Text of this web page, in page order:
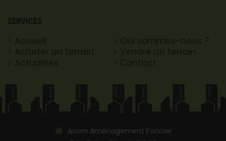
SERVICES
Accueil
Qui sommes-nous ?
Acheter un terrain
Vendre un terrain
Actualités
Contact
Axom Aménagement Foncier